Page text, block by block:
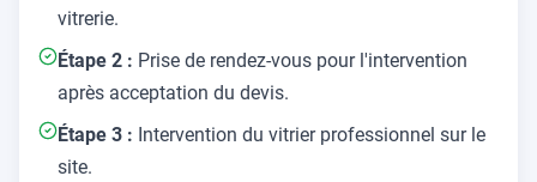
vitrerie.
Étape 2 : Prise de rendez-vous pour l'intervention
après acceptation du devis.
Étape 3 : Intervention du vitrier professionnel sur le
site.